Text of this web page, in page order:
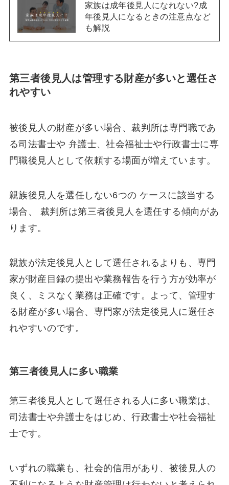
家族は成年後見人になれない?成
年後見人になるときの注意点など
も解説
第三者後見人は管理する財産が多いと選任さ
れやすい
被後見人の財産が多い場合、裁判所は専門職であ
る司法書士や 弁護士、社会福祉士や行政書士に専
門職後見人として依頼する場面が増えています。
親族後見人を選任しない6つの ケースに該当する
場合、 裁判所は第三者後見人を選任する傾向があ
ります。
親族が法定後見人として選任されるよりも、専門
家が財産目録の提出や業務報告を行う方が効率が
良く、ミスなく業務は正確です。よって、管理す
る財産が多い場合、専門家が法定後見人に選任さ
れやすいのです。
第三者後見人に多い職業
第三者後見人として選任される人に多い職業は、
司法書士や弁護士をはじめ、行政書士や社会福祉
士です。
いずれの職業も、社会的信用があり、被後見人の